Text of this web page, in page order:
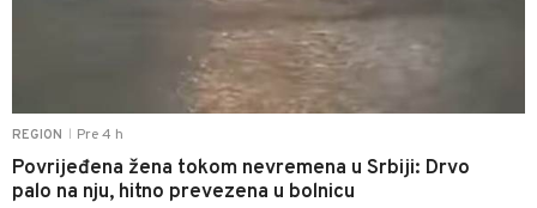
REGION Pre 4 h
Povrijeđena žena tokom nevremena u Srbiji: Drvo
palo na nju, hitno prevezena u bolnicu